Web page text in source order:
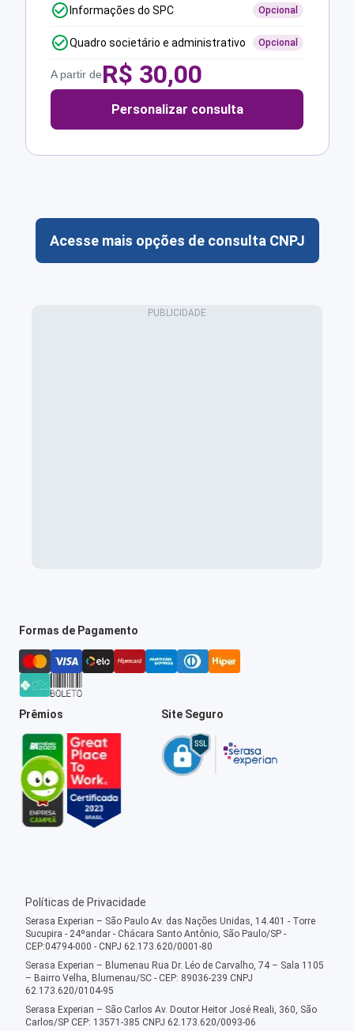
Informações do SPC Opcional
Quadro societário e administrativo Opcional
A partir deR$ 30,00
Personalizar consulta
Acesse mais opções de consulta CNPJ
Formas de Pagamento
Prêmios Site Seguro
Políticas de Privacidade
Serasa Experian – São Paulo Av. das Nações Unidas, 14.401 - Torre
Sucupira - 24ºandar - Chácara Santo Antônio, São Paulo/SP -
CEP:04794-000 - CNPJ 62.173.620/0001-80
Serasa Experian – Blumenau Rua Dr. Léo de Carvalho, 74 – Sala 1105
– Bairro Velha, Blumenau/SC - CEP: 89036-239 CNPJ
62.173.620/0104-95
Serasa Experian – São Carlos Av. Doutor Heitor José Reali, 360, São
Carlos/SP CEP: 13571-385 CNPJ 62.173.620/0093-06